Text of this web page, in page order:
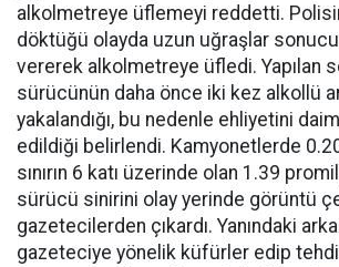
alkolmetreye üflemeyi reddetti.
döktüğü olayda uzun uğraşlar
vererek alkolmetreye üfledi. Yapılan
sürücünün daha önce iki kez alkollü
yakalandığı, bu nedenle ehliyetini
edildiği belirlendi. Kamyonetlerde
sınırın 6 katı üzerinde olan 1.39
sürücü sinirini olay yerinde görüntü
gazetecilerden çıkardı. Yanındaki
gazeteciye yönelik küfürler edip